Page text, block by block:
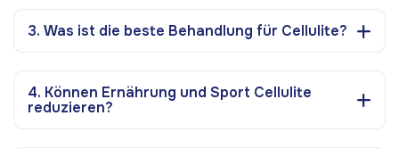
3. Was ist die beste Behandlung für Cellulite?
4. Können Ernährung und Sport Cellulite
reduzieren?